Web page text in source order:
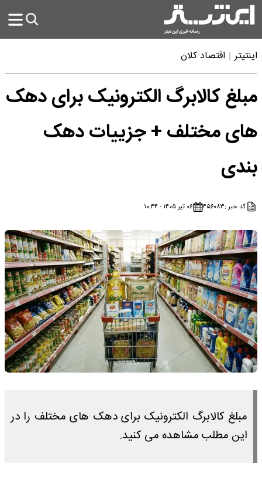
اینتیتر اقتصاد کلان
مبلغ کالابرگ الکترونیک برای دهک
های مختلف + جزییات دهک
بندی
کد خبر :۴۵۶۰۸۳ ۰۶ تیر ۱۴۰۵ - ۱۰:۴۴
مبلغ کالابرگ الکترونیک برای دهک های مختلف را در
این مطلب مشاهده می کنید.